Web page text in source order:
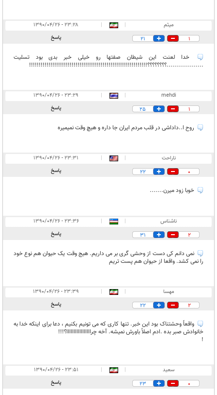
میثم |
|
۲۳:۲۸ - ۱۳۹۰/۰۴/۲۶
1
21 پاسخ
خدا لعنت این شیطان صفتها رو خیلی خبر بدی بود تسلیت
...................؟؟؟؟؟؟؟؟!!!!!!!!!!!!!!!!!!!!!!!!!!!!!!!!!!!!!!!!!!!!!!!!!!!!!!!!!!!!!
mehdi
|
|
۲۳:۲۹ - ۱۳۹۰/۰۴/۲۶
1
25 پاسخ
روح ا..داداشی در قلب مردم ایران جا داره و هیچ وقت نمیمیره
ناراحت |
|
۲۳:۳۱ - ۱۳۹۰/۰۴/۲۶
0
22 پاسخ
خوبا زود میرن.......
ناشناس |
|
۲۳:۳۶ - ۱۳۹۰/۰۴/۲۶
2
31 پاسخ
نمی دانم کی دست از وحشی گری بر می داریم. هیج وقت یک حیوان هم نوع خود
را نمی کشد. واقعا از حیوان هم پست تریم
مهسا |
|
۲۳:۳۹ - ۱۳۹۰/۰۴/۲۶
2
22 پاسخ
واقعاً وحشتناک بود این خبر. تنها کاری که می تونیم بکنیم ، دعا برای اینکه خدا به
خانوادش صبر بده .ادم اصلاً باورش نمیشه. آخه چرااااااااااااااااا؟!!!
!
سعید |
|
۲۳:۵۱ - ۱۳۹۰/۰۴/۲۶
0
23 پاسخ